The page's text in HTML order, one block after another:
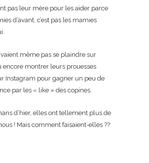
pas leur mère pour les aider parce
d’avant, c’est pas les mamies
même pas se plaindre sur
encore montrer leurs prouesses
Instagram pour gagner un peu de
par les « like » des copines.
d’hier, elles ont tellement plus de
! Mais comment faisaient-elles ??